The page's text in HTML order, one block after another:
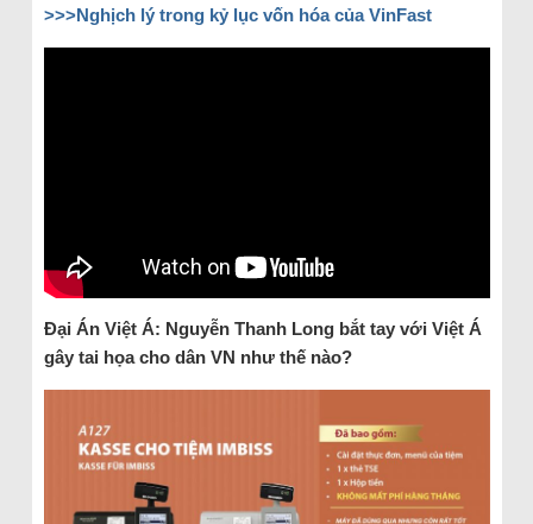
>>>Nghịch lý trong kỷ lục vốn hóa của VinFast
Đại Án Việt Á: Nguyễn Thanh Long bắt tay với Việt Á
gây tai họa cho dân VN như thế nào?